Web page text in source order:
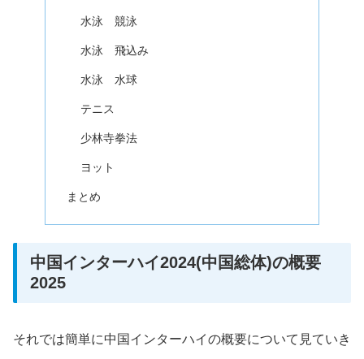
水泳 競泳
水泳 飛込み
水泳 水球
テニス
少林寺拳法
ヨット
まとめ
中国インターハイ2024(中国総体)の概要
2025
それでは簡単に中国インターハイの概要について見ていき